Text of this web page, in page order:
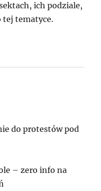
ich podziale,
tej tematyce.
do protestów pod
– zero info na